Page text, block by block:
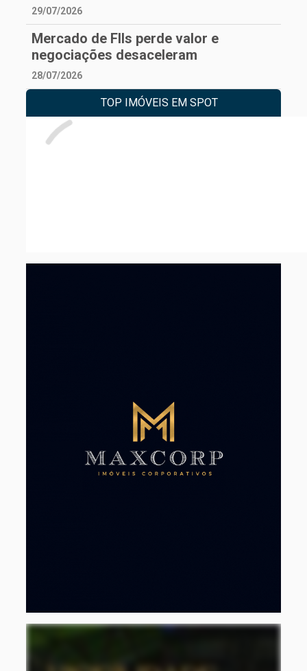
29/07/2026
Mercado de FIIs perde valor e
negociações desaceleram
28/07/2026
TOP IMÓVEIS EM SPOT